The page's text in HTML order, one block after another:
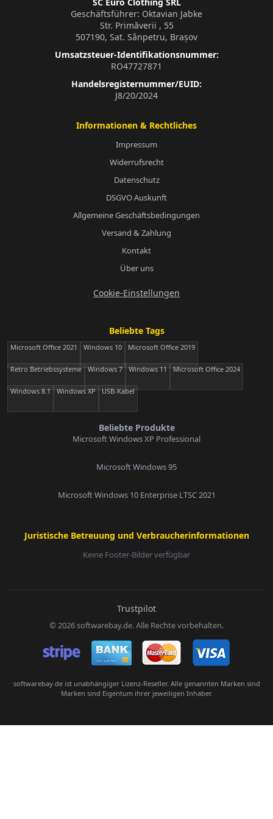
Geschäftsführer: Oktavian Jabke
Str. Primăverii , 55
507190, Sat. Sânpetru, Brașov
Umsatzsteuer-Identifikationsnummer:
RO47727871
Handelsregisternummer/EUID:
J8/20/2024
Informationen & Rechtliches
Impressum
Widerrufsrecht
Datenschutz
DSGVO Auskunft
Allgemeine Geschäftsbedingungen
Versand & Zahlung
Kontakt
Über uns
Cookie-Einstellungen
Beliebte Tags
Microsoft Office 2021 Windows 10 Microsoft Office 2019
Retro Betriebssysteme Windows 7 Windows 11 Microsoft Office 2024
Windows 8.1 Windows XP USB-Kabel
Beliebte Produkte
Microsoft Windows XP Professional
Microsoft Windows 95
Microsoft Windows 10 Enterprise LTSC 2021
Juristische Betreuung und Verbraucherinformationen
Keine Footer-Bilder verfügbar
Trustpilot
© 2026 softwarebay.de. Alle Rechte vorbehalten.
softwarebay.de ist unabhängiger Lizenz-Reseller. Alle genannten Marken sind
Marken sind Eigentum ihrer jeweiligen Inhaber.